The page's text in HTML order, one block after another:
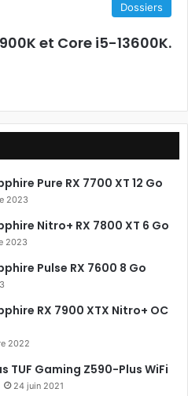
k
Dossiers
et Core i5-13600K.
Pure RX 7700 XT 12 Go
2023
Nitro+ RX 7800 XT 6 Go
2023
Pulse RX 7600 8 Go
RX 7900 XTX Nitro+ OC
2022
TUF Gaming Z590-Plus WiFi
24 juin 2021